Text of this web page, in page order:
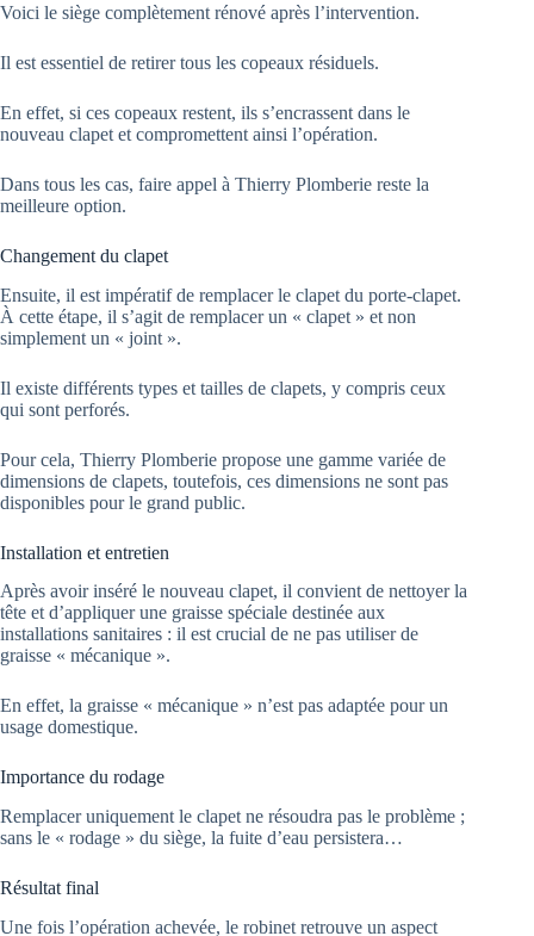
Voici le siège complètement rénové après l’intervention.
Il est essentiel de retirer tous les copeaux résiduels.
En effet, si ces copeaux restent, ils s’encrassent dans le
nouveau clapet et compromettent ainsi l’opération.
Dans tous les cas, faire appel à Thierry Plomberie reste la
meilleure option.
Changement du clapet
Ensuite, il est impératif de remplacer le clapet du porte-clapet.
À cette étape, il s’agit de remplacer un « clapet » et non
simplement un « joint ».
Il existe différents types et tailles de clapets, y compris ceux
qui sont perforés.
Pour cela, Thierry Plomberie propose une gamme variée de
dimensions de clapets, toutefois, ces dimensions ne sont pas
disponibles pour le grand public.
Installation et entretien
Après avoir inséré le nouveau clapet, il convient de nettoyer la
tête et d’appliquer une graisse spéciale destinée aux
installations sanitaires : il est crucial de ne pas utiliser de
graisse « mécanique ».
En effet, la graisse « mécanique » n’est pas adaptée pour un
usage domestique.
Importance du rodage
Remplacer uniquement le clapet ne résoudra pas le problème ;
sans le « rodage » du siège, la fuite d’eau persistera…
Résultat final
Une fois l’opération achevée, le robinet retrouve un aspect